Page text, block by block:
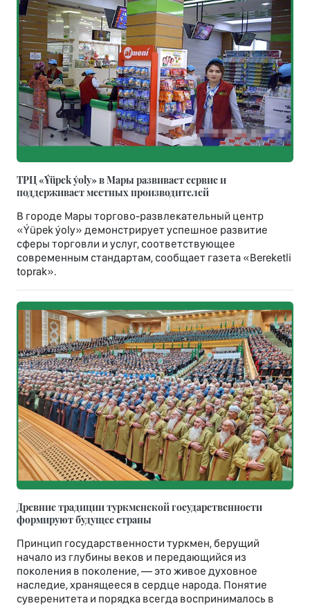
ТРЦ «Ýüpek ýoly» в Мары развивает сервис и
поддерживает местных производителей
В городе Мары торгово-развлекательный центр
«Ýüpek ýoly» демонстрирует успешное развитие
сферы торговли и услуг, соответствующее
современным стандартам, сообщает газета «Bereketli
toprak».
Древние традиции туркменской государственности
формируют будущее страны
Принцип государственности туркмен, берущий
начало из глубины веков и передающийся из
поколения в поколение, — это живое духовное
наследие, хранящееся в сердце народа. Понятие
суверенитета и порядка всегда воспринималось в